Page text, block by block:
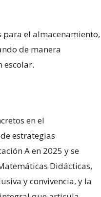
para el almacenamiento,
de manera
escolar.
en el
estrategias
A en 2025 y se
Didácticas,
y convivencia, y la